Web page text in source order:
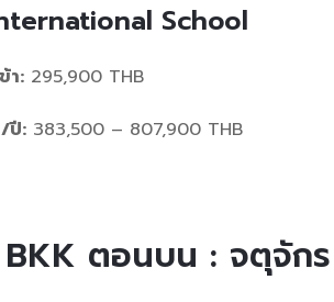
School
า: 295,900 THB
ปี: 383,500 – 807,900 THB
ตอนบน : จตุจัก